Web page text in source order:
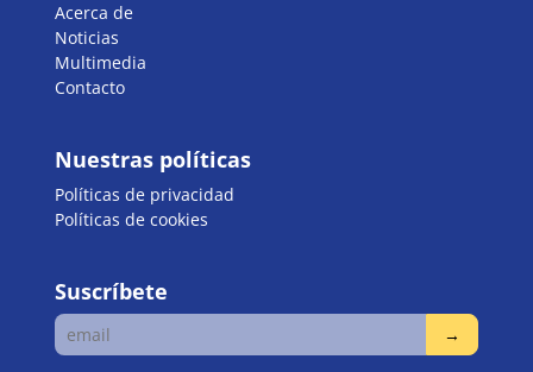
Acerca de
Noticias
Multimedia
Contacto
Nuestras políticas
Políticas de privacidad
Políticas de cookies
Suscríbete